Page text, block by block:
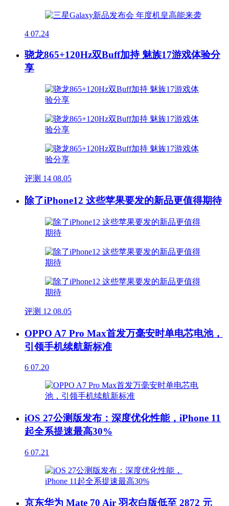
4 07.24
骁龙865+120Hz双Buff加持 魅族17游戏体验分
享
评测 14 08.05
除了iPhone12 这些苹果要发的新品更值得期待
评测 12 08.05
OPPO A7 Pro Max首发万毫安时单电芯电池，
引领手机续航新标准
6 07.20
iOS 27公测版发布：深度优化性能，iPhone 11
起全系提速最高30%
6 07.21
京东华为 Mate 70 Air 羽衣白版低至 2872 元